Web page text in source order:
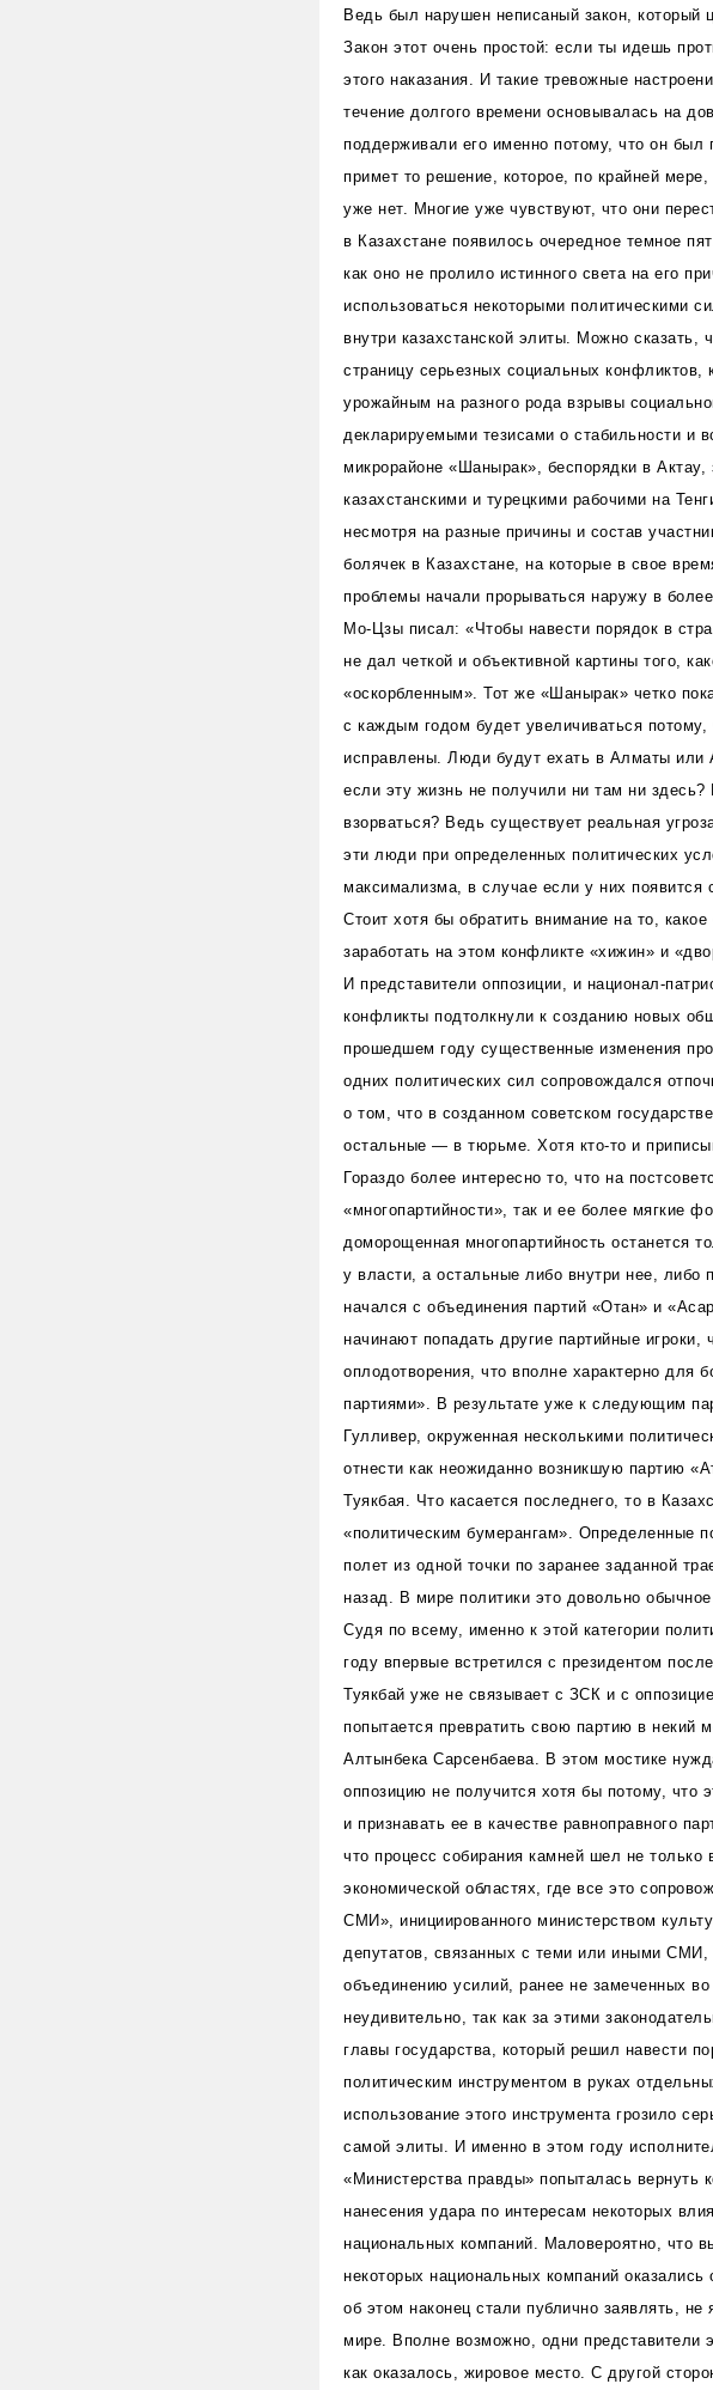
Ведь был нарушен неписаный закон, который
Закон этот очень простой: если ты идешь
этого наказания. И такие тревожные
течение долгого времени основывалась на
поддерживали его именно потому, что он был
примет то решение, которое, по крайней
уже нет. Многие уже чувствуют, что они
в Казахстане появилось очередное темное
как оно не пролило истинного света на его
использоваться некоторыми политическими
внутри казахстанской элиты. Можно сказать,
страницу серьезных социальных
урожайным на разного рода взрывы
декларируемыми тезисами о стабильности и
микрорайоне «Шанырак», беспорядки в
казахстанскими и турецкими рабочими на
несмотря на разные причины и состав
болячек в Казахстане, на которые в свое
проблемы начали прорываться наружу в
Мо-Цзы писал: «Чтобы навести порядок в
не дал четкой и объективной картины того,
«оскорбленным». Тот же «Шанырак» четко
с каждым годом будет увеличиваться потому,
исправлены. Люди будут ехать в Алматы или
если эту жизнь не получили ни там ни здесь?
взорваться? Ведь существует реальная
эти люди при определенных политических
максимализма, в случае если у них появится
Стоит хотя бы обратить внимание на то,
заработать на этом конфликте «хижин» и
И представители оппозиции, и национал-
конфликты подтолкнули к созданию новых
прошедшем году существенные изменения
одних политических сил сопровождался
о том, что в созданном советском
остальные — в тюрьме. Хотя кто-то и
Гораздо более интересно то, что на
«многопартийности», так и ее более мягкие
доморощенная многопартийность останется
у власти, а остальные либо внутри нее, либо
начался с объединения партий «Отан» и
начинают попадать другие партийные игроки,
оплодотворения, что вполне характерно для
партиями». В результате уже к следующим
Гулливер, окруженная несколькими
отнести как неожиданно возникшую партию
Туякбая. Что касается последнего, то в
«политическим бумерангам». Определенные
полет из одной точки по заранее заданной
назад. В мире политики это довольно
Судя по всему, именно к этой категории
году впервые встретился с президентом
Туякбай уже не связывает с ЗСК и с
попытается превратить свою партию в некий
Алтынбека Сарсенбаева. В этом мостике
оппозицию не получится хотя бы потому, что
и признавать ее в качестве равноправного
что процесс собирания камней шел не
экономической областях, где все это
СМИ», инициированного министерством
депутатов, связанных с теми или иными СМИ,
объединению усилий, ранее не замеченных
неудивительно, так как за этими
главы государства, который решил навести
политическим инструментом в руках
использование этого инструмента грозило
самой элиты. И именно в этом году
«Министерства правды» попыталась вернуть
нанесения удара по интересам некоторых
национальных компаний. Маловероятно, что
некоторых национальных компаний
об этом наконец стали публично заявлять,
мире. Вполне возможно, одни представители
как оказалось, жировое место. С другой